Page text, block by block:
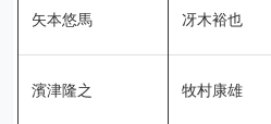
矢本悠馬 冴木裕也
濱津隆之 牧村康雄